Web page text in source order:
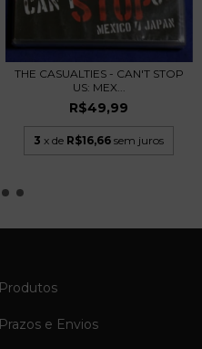
THE CASUALTIES - CAN'T STOP
US: MEX...
R$49,99
3 x de R$16,66 sem juros
Produtos
Prazos e Envios